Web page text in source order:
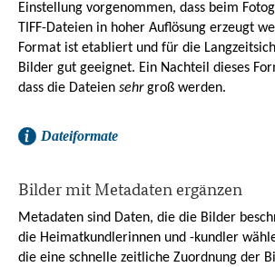
Einstellung vorgenommen, dass beim
TIFF-Dateien in hoher Auflösung erzeugt
Format ist etabliert und für die
Bilder gut geeignet. Ein Nachteil dieses
dass die Dateien sehrgroß werden.
Dateiformate
Bilder mit Metadaten ergänzen
Metadaten sind Daten, die die Bilder
die Heimatkundlerinnen und -kundler
die eine schnelle zeitliche Zuordnung der